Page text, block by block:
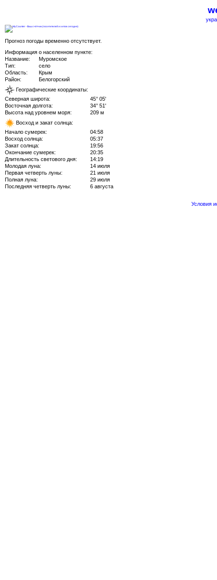
Прогноз погоды временно отсутствует.
Информация о населенном пункте:
Название:
Муромское
Тип:
село
Область:
Крым
Район:
Белогорский
Географические координаты:
Северная широта:
45° 05'
Восточная долгота:
34° 51'
Высота над уровнем моря:
209 м
Восход и закат солнца:
Начало сумерек:
04:58
Восход солнца:
05:37
Закат солнца:
19:56
Окончание сумерек:
20:35
Длительность светового дня:
14:19
Молодая луна:
14 июля
Первая четверть луны:
21 июля
Полная луна:
29 июля
Последняя четверть луны:
6 августа
Условия